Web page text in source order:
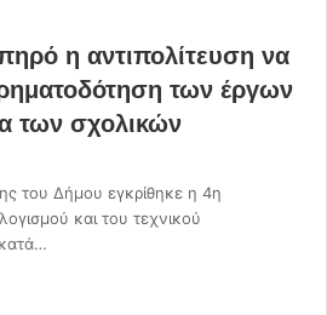
η αντιπολίτευση να
των έργων
των σχολικών
του Δήμου εγκρίθηκε η 4η
και του τεχνικού